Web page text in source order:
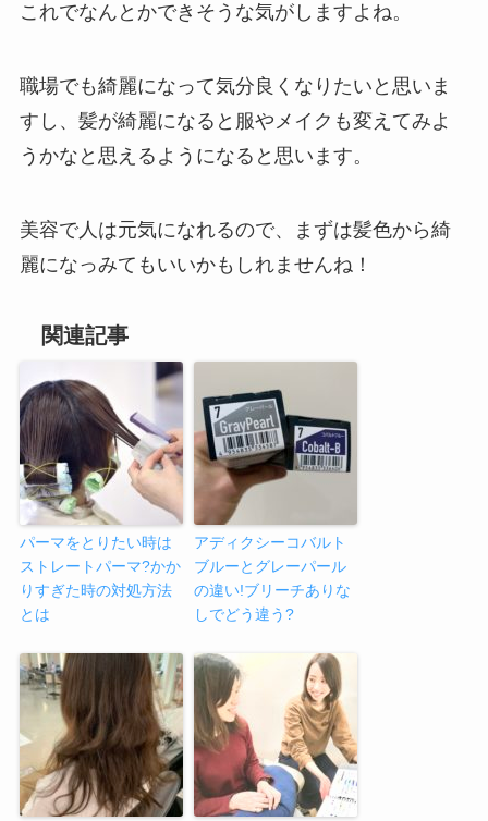
これでなんとかできそうな気がしますよね。
職場でも綺麗になって気分良くなりたいと思いま
すし、髪が綺麗になると服やメイクも変えてみよ
うかなと思えるようになると思います。
美容で人は元気になれるので、まずは髪色から綺
麗になっみてもいいかもしれませんね！
関連記事
パーマをとりたい時は
ストレートパーマ?かか
りすぎた時の対処方法
とは
アディクシーコバルト
ブルーとグレーパール
の違い!ブリーチありな
しでどう違う?